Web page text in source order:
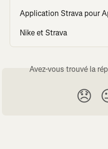
Application Strava pour
Nike et Strava
Avez-vous trouvé la
😞